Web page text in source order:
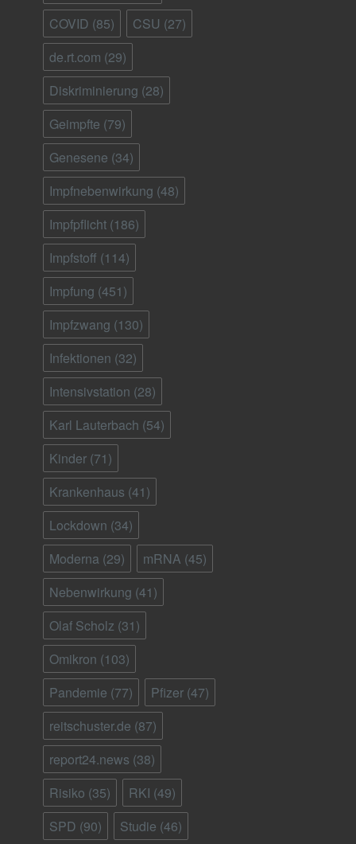
COVID (85) CSU (27)
de.rt.com (29)
Diskriminierung (28)
Geimpfte (79)
Genesene (34)
Impfnebenwirkung (48)
Impfpflicht (186)
Impfstoff (114)
Impfung (451)
Impfzwang (130)
Infektionen (32)
Intensivstation (28)
Karl Lauterbach (54)
Kinder (71)
Krankenhaus (41)
Lockdown (34)
Moderna (29) mRNA (45)
Nebenwirkung (41)
Olaf Scholz (31)
Omikron (103)
Pandemie (77) Pfizer (47)
reitschuster.de (87)
report24.news (38)
Risiko (35) RKI (49)
SPD (90) Studie (46)